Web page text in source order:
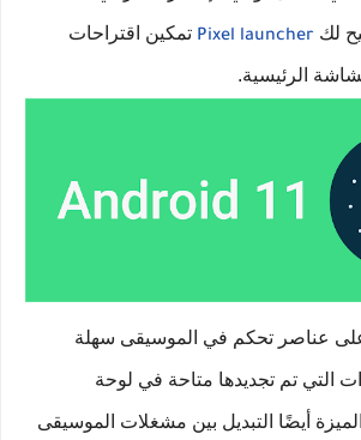
Pixel launcher تمكين اقتراحات
الرئيسية.
عناصر تحكم في الموسيقى سهلة
التي تم تجديدها متاحة في لوحة
أيضًا التبديل بين مشغلات الموسيقى